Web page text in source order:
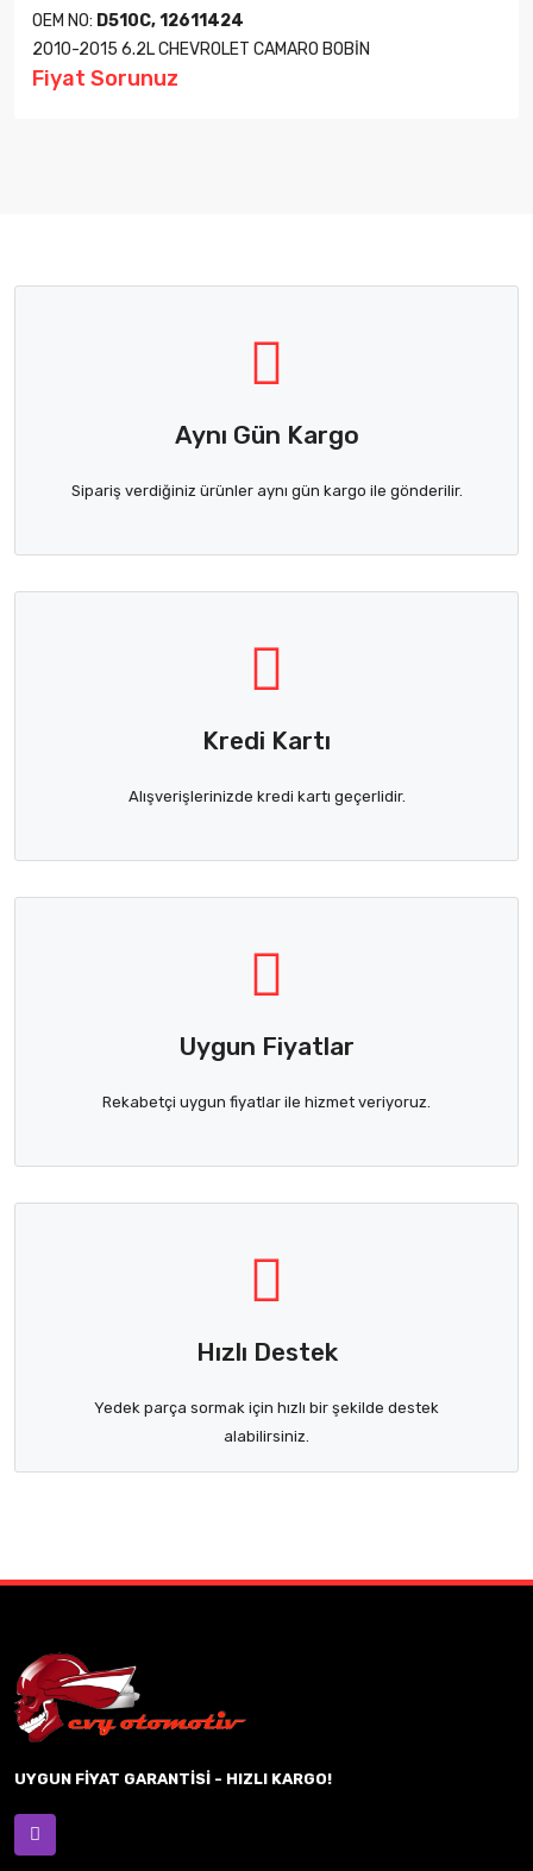
OEM NO: D510C, 12611424
2010-2015 6.2L CHEVROLET CAMARO BOBİN
Fiyat Sorunuz
Aynı Gün Kargo
Sipariş verdiğiniz ürünler aynı gün kargo ile gönderilir.
Kredi Kartı
Alışverişlerinizde kredi kartı geçerlidir.
Uygun Fiyatlar
Rekabetçi uygun fiyatlar ile hizmet veriyoruz.
Hızlı Destek
Yedek parça sormak için hızlı bir şekilde destek
alabilirsiniz.
UYGUN FİYAT GARANTİSİ - HIZLI KARGO!